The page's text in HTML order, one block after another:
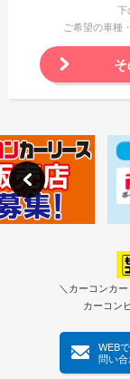
下
ご希望の車種
＼カーコンカ
カーコン
WEBで
問い